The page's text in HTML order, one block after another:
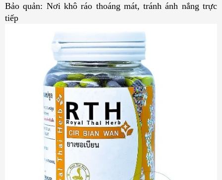
Bảo quản: Nơi khô ráo thoáng mát, tránh ánh nắng trực
tiếp